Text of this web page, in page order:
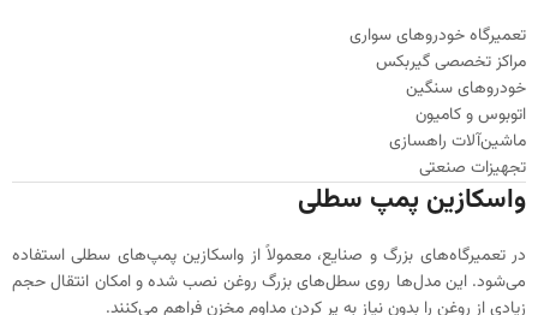
تعمیرگاه خودروهای سواری
مراکز تخصصی گیربکس
خودروهای سنگین
اتوبوس و کامیون
ماشین‌آلات راهسازی
تجهیزات صنعتی
واسکازین پمپ سطلی
در تعمیرگاه‌های بزرگ و صنایع، معمولاً از واسکازین پمپ‌های سطلی استفاده
می‌شود. این مدل‌ها روی سطل‌های بزرگ روغن نصب شده و امکان انتقال حجم
زیادی از روغن را بدون نیاز به پر کردن مداوم مخزن فراهم می‌کنند.